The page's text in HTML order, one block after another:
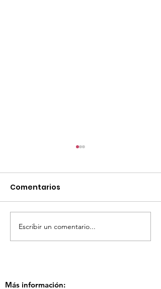
TourTravelynByFraveo
participó en la
Comentarios
Escribir un comentario...
Más información: